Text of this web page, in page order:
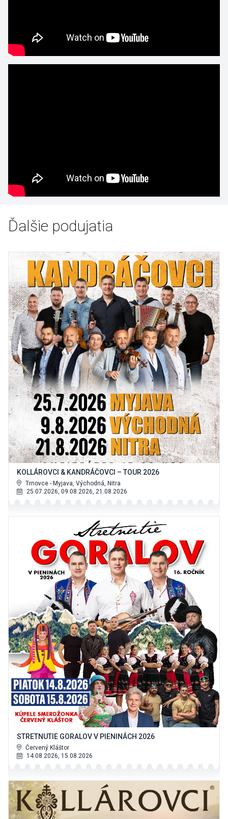
Ďalšie podujatia
KOLLÁROVCI & KANDRÁČOVCI – TOUR 2026
Trnovce - Myjava, Východná, Nitra
25.07.2026, 09.08.2026, 21.08.2026
STRETNUTIE GORALOV V PIENINÁCH 2026
Červený Kláštor
14.08.2026, 15.08.2026